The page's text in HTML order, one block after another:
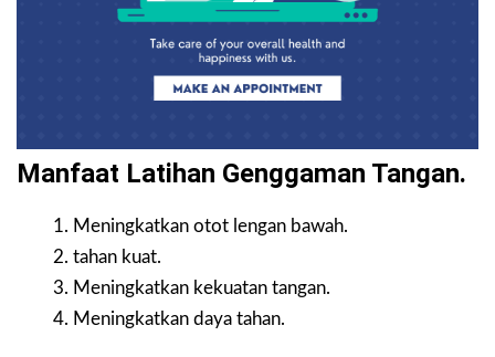
Manfaat Latihan Genggaman Tangan.
Meningkatkan otot lengan bawah.
tahan kuat.
Meningkatkan kekuatan tangan.
Meningkatkan daya tahan.